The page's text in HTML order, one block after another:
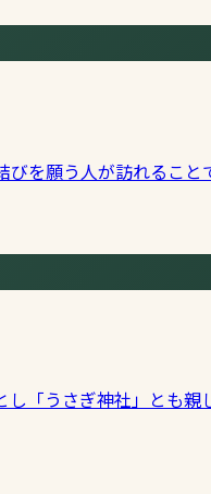
を願う人が訪れるこ
「うさぎ神社」とも